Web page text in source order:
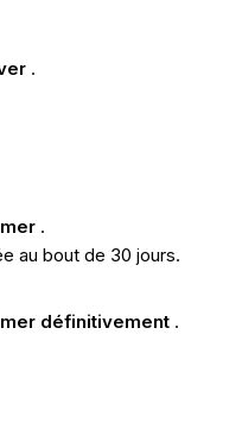
.
.
au bout de 30 jours.
définitivement .